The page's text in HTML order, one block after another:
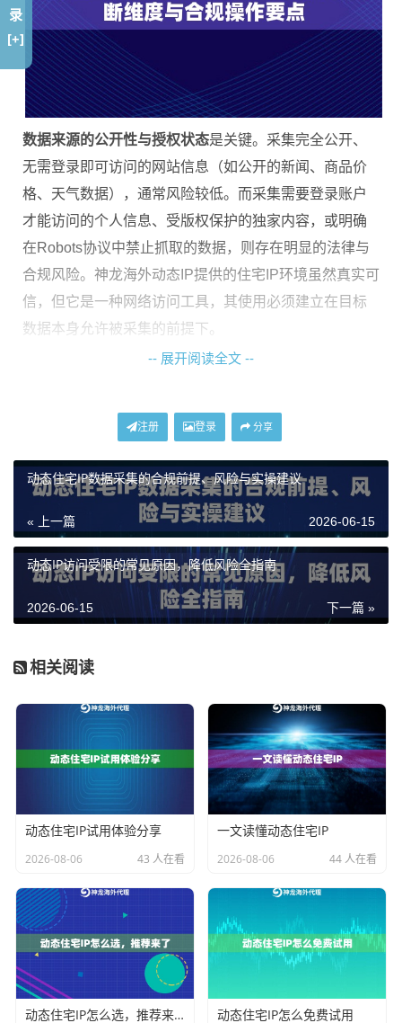
数据来源的公开性与授权状态是关键。采集完全公开、
无需登录即可访问的网站信息（如公开的新闻、商品价
格、天气数据），通常风险较低。而采集需要登录账户
才能访问的个人信息、受版权保护的独家内容，或明确
在Robots协议中禁止抓取的数据，则存在明显的法律与
合规风险。神龙海外动态IP提供的住宅IP环境虽然真实可
信，但它是一种网络访问工具，其使用必须建立在目标
数据本身允许被采集的前提下。
访问行为是否符合“正常人类用户”模式
间隔进行采集，对目标服务器造成巨大压力，可能构成
“拒绝服务攻击”的变种，违反《计算机欺诈和滥用法案》
等相关法律。使用神龙海外动态IP时，应合理设置请求
频率、启用随机延时，模拟真实用户浏览节奏，这是规
避法律风险和技术封禁的重要操作。
数据的使用目的与后续处理方式决定最终合法性。将采
集的数据用于个人研究、公开的市场趋势分析等，相对
安全。若用于商业竞争、侵犯个人隐私（如整合形成个
碰法律红线。企业级动态住宅IP套餐虽然支持高并发与
合规操作要点：从IP选用到行为规范
明确了合法性判断维度后，在实际操作中贯彻合规要
动态IP产品线，对应不同的合规强度需求。例如，进行
大规模、持续性的海外市场公开数据调研，适合选用“不
限量代理IP”套餐，其专属IP池和超高带宽能满足需求，
同时成本可控。若业务涉及多地区、高纯净度要求的任
务，如金融数据监控，则应考虑“企业级动态住宅IP”，其
-- 展开阅读全文 --
注册 登录 分享
动态住宅IP数据采集的合规前提、风险与实操建议
« 上一篇 2026-06-15
动态IP访问受限的常见原因，降低风险全指南
下一篇 »
2026-06-15
相关阅读
动态住宅IP试用体验分享
2026-08-06 43 人在看
一文读懂动态住宅IP
2026-08-06 44 人在看
动态住宅IP怎么选，推荐来了 动态住宅IP怎么免费试用
录
[+]